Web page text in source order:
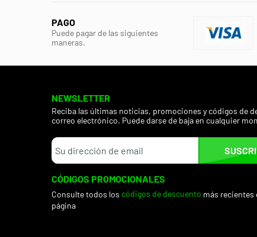
PAGO
Puede pagar de las siguientes
maneras.
NEWSLETTER
Reciba las últimas noticias, promociones y códigos de
correo electrónico. Puede darse de baja en cualquier
CÓDIGOS PROMOCIONALES
Consulte todos los códigos de descuento más recientes
página